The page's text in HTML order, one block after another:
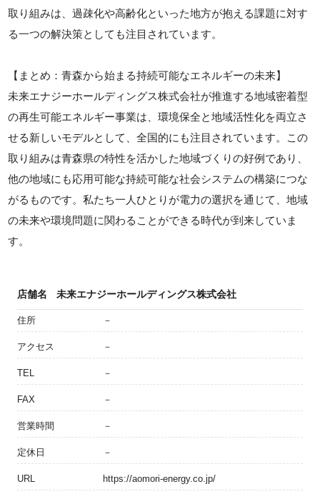
取り組みは、過疎化や高齢化といった地方が抱える課題に対す
る一つの解決策としても注目されています。
【まとめ：青森から始まる持続可能なエネルギーの未来】
未来エナジーホールディングス株式会社が推進する地域密着型
の再生可能エネルギー事業は、環境保全と地域活性化を両立さ
せる新しいモデルとして、全国的にも注目されています。この
取り組みは青森県の特性を活かした地域づくりの好例であり、
他の地域にも応用可能な持続可能な社会システムの構築につな
がるものです。私たち一人ひとりが電力の選択を通じて、地域
の未来や環境問題に関わることができる時代が到来していま
す。
店舗名 未来エナジーホールディングス株式会社
住所 －
アクセス －
TEL －
FAX －
営業時間 －
定休日 －
URL https://aomori-energy.co.jp/